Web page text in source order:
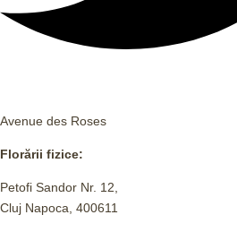
Avenue des Roses
Florării fizice:
Petofi Sandor Nr. 12,
Cluj Napoca, 400611